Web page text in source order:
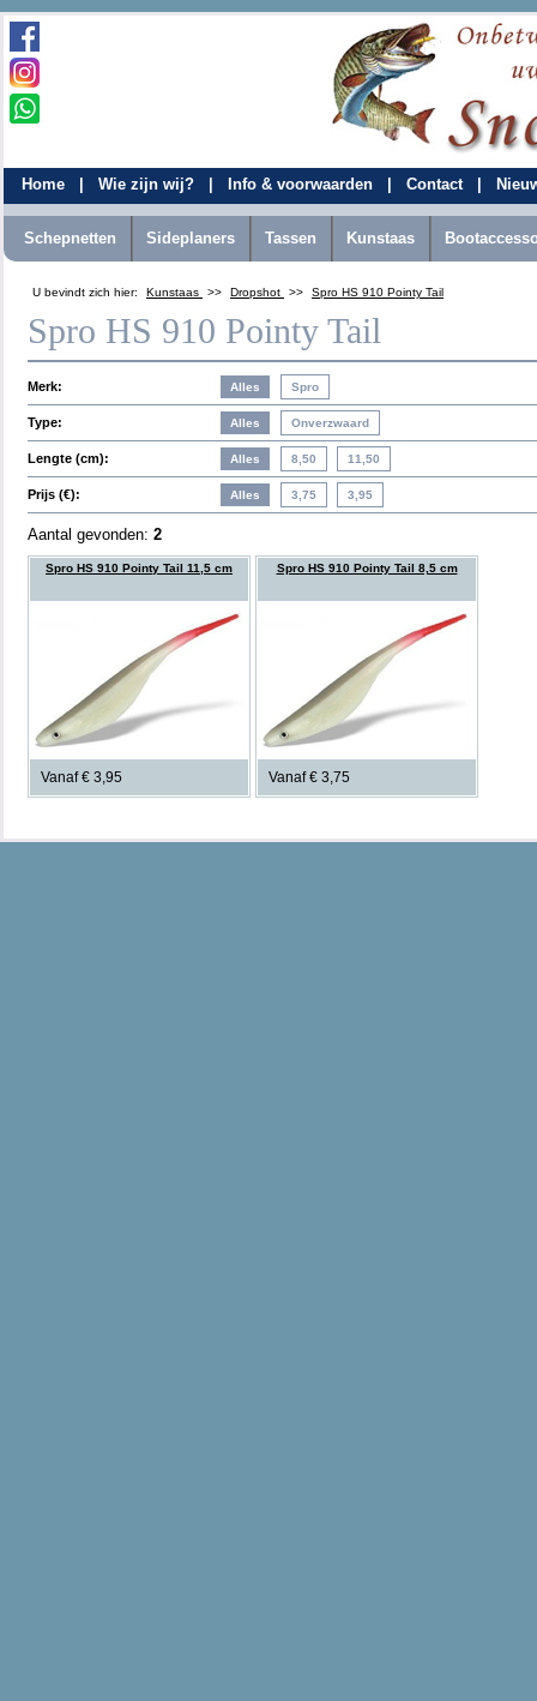
Home Wie zijn wij? Info & voorwaarden Contact
Schepnetten Sideplaners Tassen Kunstaas
U bevindt zich hier: Kunstaas >> Dropshot >> Spro HS 910 Pointy Tail
Spro HS 910 Pointy Tail
Merk:
Type:
Lengte (cm):
Prijs (€):
Aantal gevonden: 2
Spro HS 910 Pointy Tail 11,5 cm
Vanaf € 3,95
Spro HS 910 Pointy Tail 8,5 cm
Vanaf € 3,75